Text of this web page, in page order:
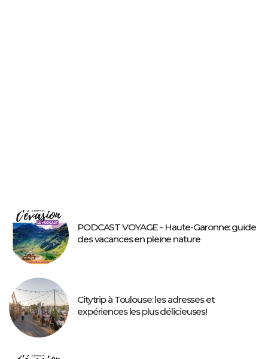
PODCAST VOYAGE - Haute-Garonne: guide
des vacances en pleine nature
Citytrip à Toulouse: les adresses et
expériences les plus délicieuses!